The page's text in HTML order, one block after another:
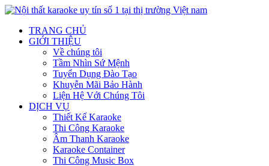
TRANG CHỦ
GIỚI THIỆU
Về chúng tôi
Tầm Nhìn Sứ Mệnh
Tuyển Dụng Đào Tạo
Khuyễn Mãi Bảo Hành
Liện Hệ Với Chúng Tôi
DỊCH VỤ
Thiết Kế Karaoke
Thi Công Karaoke
Âm Thanh Karaoke
Karaoke Container
Thi Công Music Box